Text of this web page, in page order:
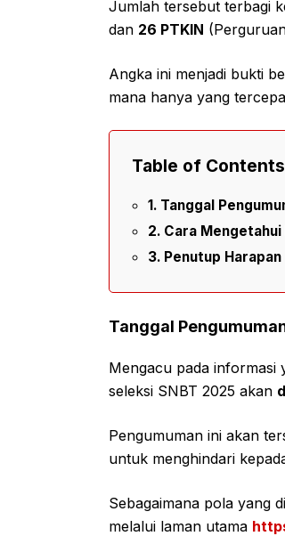
Jumlah tersebut terbagi
dan 26 PTKIN
Angka ini menjadi bukti
mana hanya yang
Table of Contents
Tanggal
Cara Mengetahui
Penutup Harapan
Tanggal
Mengacu pada informasi
seleksi SNBT 2025 akan
Pengumuman ini akan
untuk menghindari
Sebagaimana pola yang
melalui laman utama